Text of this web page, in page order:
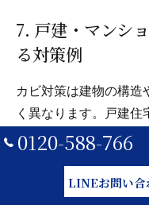
7. 戸建・マンシ
る対策例
カビ対策は建物の構造
く異なります。戸建
方も違えば、使われて
建築では、設備の配置
0120-588-766
LINEお問い合